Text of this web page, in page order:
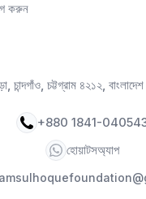
করুন
চান্দগাঁও, চট্টগ্রাম ৪২১২,
+880 1841-
হোয়াটসঅ্যাপ